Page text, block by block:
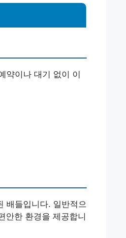
약이나 대기 없이 이
배들입니다. 일반적으
안한 환경을 제공합니